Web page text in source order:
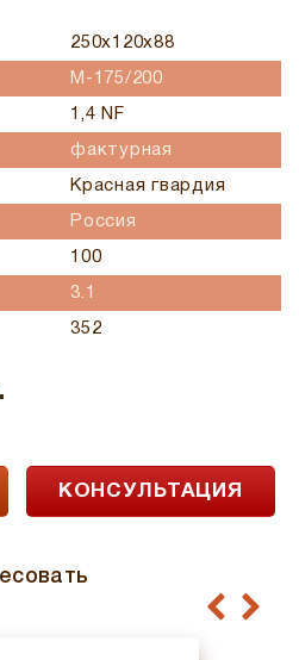
250x120x88
M-175/200
1,4 NF
фактурная
Красная гвардия
Россия
100
3.1
352
КОНСУЛЬТАЦИЯ